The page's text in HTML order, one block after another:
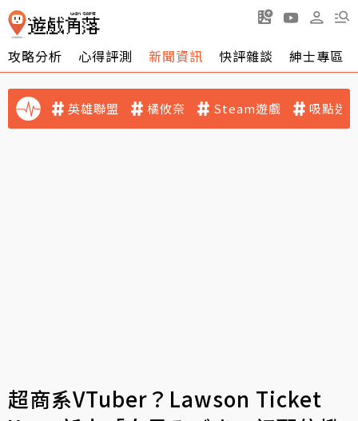
攻略分析 心得評測 新聞資訊 快評雜談 紳士專區
英雄聯盟 橘攸奈 Steam遊戲 吸點迷
超商系VTuber？Lawson Ticket